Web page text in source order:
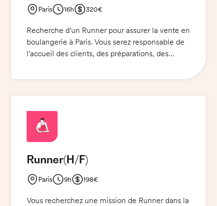
Paris 16h 320€
Recherche d'un Runner pour assurer la vente en
boulangerie à Paris. Vous serez responsable de
l'accueil des clients, des préparations, des
veiller à ce que les produits soient présentés de
et les commandes, ainsi que veiller à ce que les
normes de sécurité et de qualité soient
respectées. Les qualités requises pour cette
bonne organisation et une excellente
Runner(H/F)
Paris 9h 198€
Vous recherchez une mission de Runner dans la